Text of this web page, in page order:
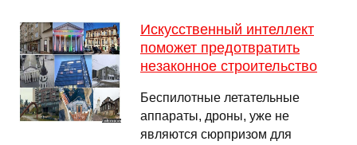
Искусственный интеллект
поможет предотвратить
незаконное строительство
Беспилотные летательные
аппараты, дроны, уже не
являются сюрпризом для